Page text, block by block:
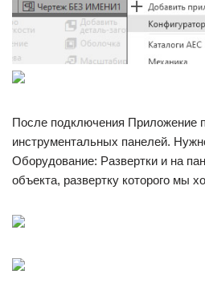
После подключения Приложение
инструментальных панелей.
Оборудование: Развертки и на
объекта, развертку которого мы